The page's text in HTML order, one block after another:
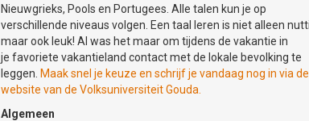
Waar:Ateliers van De Zwaan, Hanzeweg 14, Gouda
Wanneer:Elke donderdagavond van 10 juli t/m 21 augustus
Wat:Creatieve workshops en zomercursussen
Aanmelden:www.volksuniversiteitgouda.nl
In de Stilte van de Dingen
Nieuwgrieks, Pools en Portugees. Alle talen kun je op
verschillende niveaus volgen. Een taal leren is niet alleen
maar ook leuk! Al was het maar om tijdens de vakantie in
je favoriete vakantieland contact met de lokale bevolking te
leggen. Maak snel je keuze en schrijf je vandaag nog in via de
website van de Volksuniversiteit Gouda.
Algemeen